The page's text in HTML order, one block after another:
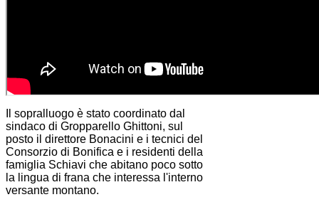
Il sopralluogo è stato coordinato dal
sindaco di Gropparello Ghittoni, sul
posto il direttore Bonacini e i tecnici del
Consorzio di Bonifica e i residenti della
famiglia Schiavi che abitano poco sotto
la lingua di frana che interessa l'interno
versante montano.